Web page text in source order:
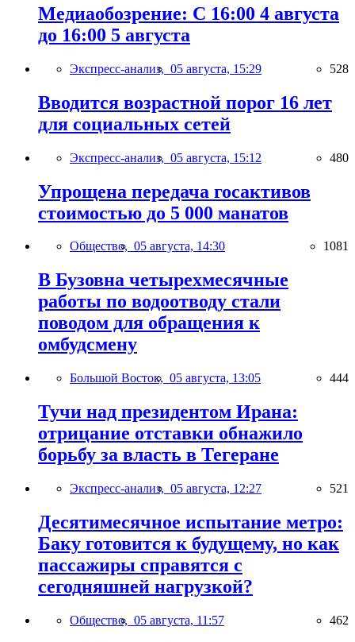
Медиаобозрение: С 16:00 4 августа
до 16:00 5 августа
Экспресс-анализ, 05 августа, 15:29 528
Вводится возрастной порог 16 лет
для социальных сетей
Экспресс-анализ, 05 августа, 15:12 480
Упрощена передача госактивов
стоимостью до 5 000 манатов
Общество, 05 августа, 14:30 1081
В Бузовна четырехмесячные
работы по водоотводу стали
поводом для обращения к
омбудсмену
Большой Восток, 05 августа, 13:05 444
Тучи над президентом Ирана:
отрицание отставки обнажило
борьбу за власть в Тегеране
Экспресс-анализ, 05 августа, 12:27 521
Десятимесячное испытание метро:
Баку готовится к будущему, но как
пассажиры справятся с
сегодняшней нагрузкой?
Общество, 05 августа, 11:57 462